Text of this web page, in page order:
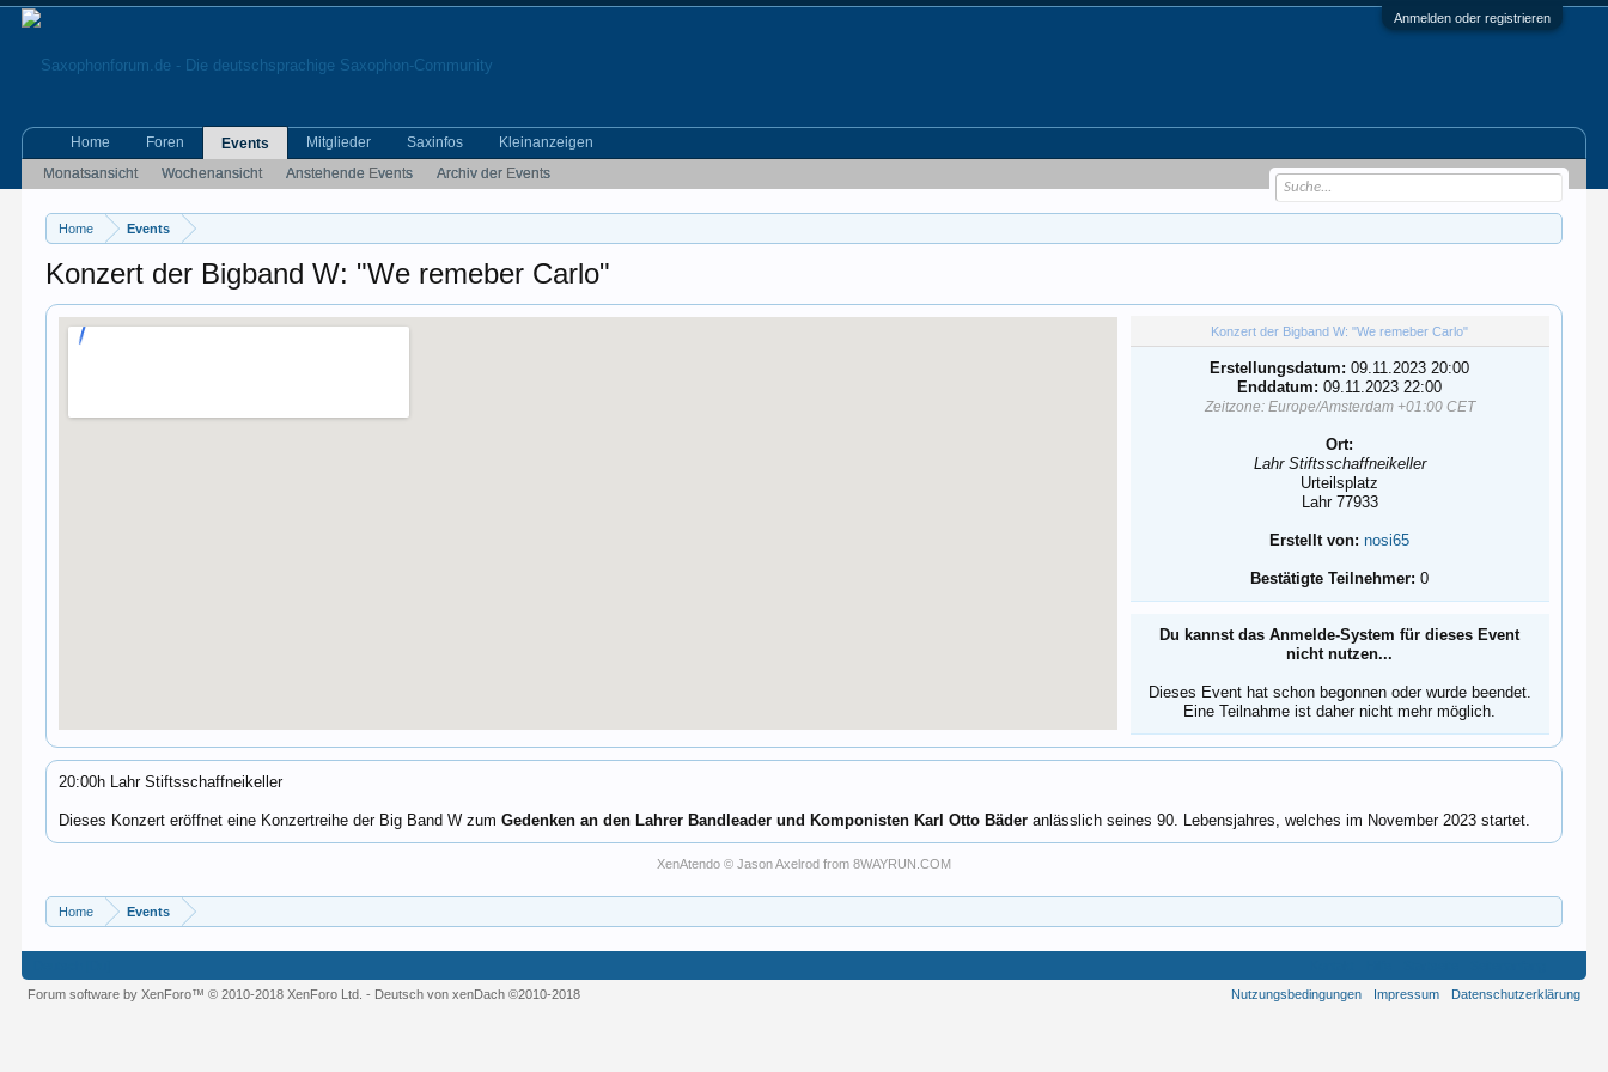
Anmelden oder registrieren
Home Events
Konzert der Bigband W: "We remeber Carlo"
Konzert der Bigband W: "We remeber Carlo"
Erstellungsdatum: 09.11.2023 20:00
Enddatum: 09.11.2023 22:00
Zeitzone: Europe/Amsterdam +01:00 CET
Ort:
Lahr Stiftsschaffneikeller
Urteilsplatz
Lahr 77933
Erstellt von: nosi65
Bestätigte Teilnehmer: 0
Du kannst das Anmelde-System für dieses Event
nicht nutzen...
Dieses Event hat schon begonnen oder wurde beendet.
Eine Teilnahme ist daher nicht mehr möglich.
20:00h Lahr Stiftsschaffneikeller
Dieses Konzert eröffnet eine Konzertreihe der Big Band W zumGedenken an den Lahrer Bandleader und Komponisten Karl Otto Bäder anlässlich seines 90. Lebensjahres, welches im November 2023 startet.
XenAtendo © Jason Axelrod from 8WAYRUN.COM
Home Events
Home Foren
Events
Monatsansicht
Wochenansicht Anstehende Events Archiv der Events
Mitglieder Saxinfos Kleinanzeigen
Nutzungsbedingungen
Impressum Datenschutzerklärung
Forum software by XenForo™© 2010-2018 XenForo Ltd. - Deutsch von xenDach©2010-2018